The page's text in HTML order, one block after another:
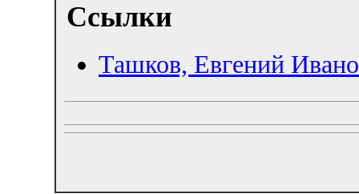
Ссылки
Ташков, Евгений